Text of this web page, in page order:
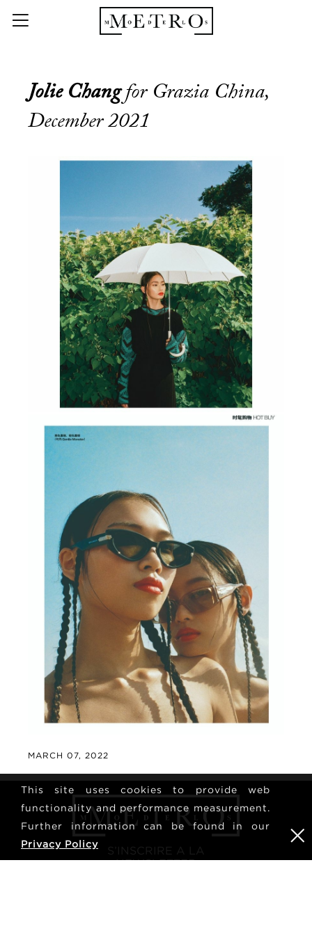
Jolie Changfor Grazia China,
December 2021
MARCH 07, 2022
S’INSCRIRE A LA
NEWSLETTER
This site uses cookies to provide web
functionality and performance measurement.
Further information can be found in our
Privacy Policy